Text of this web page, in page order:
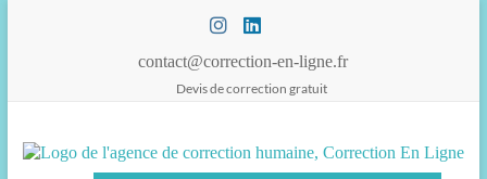
contact@correction-en-ligne.fr
Devis de correction gratuit